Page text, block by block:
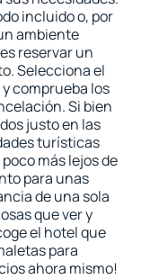
incluido o, por
ambiente
reservar un
Selecciona el
comprueba los
Si bien
justo en las
turísticas
más lejos de
para unas
de una sola
que ver y
el hotel que
para
ahora mismo!